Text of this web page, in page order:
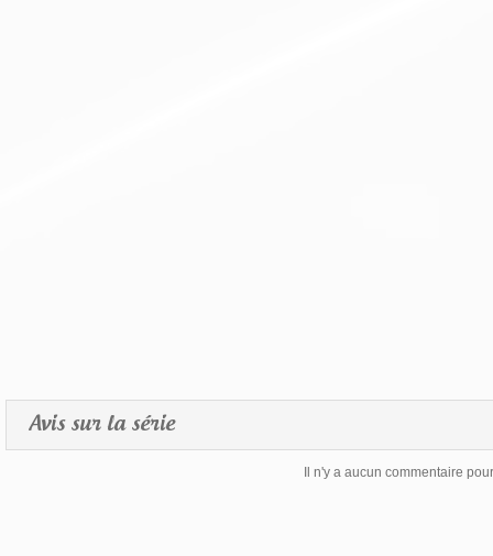
Avis sur la série
Il n'y a aucun commentaire